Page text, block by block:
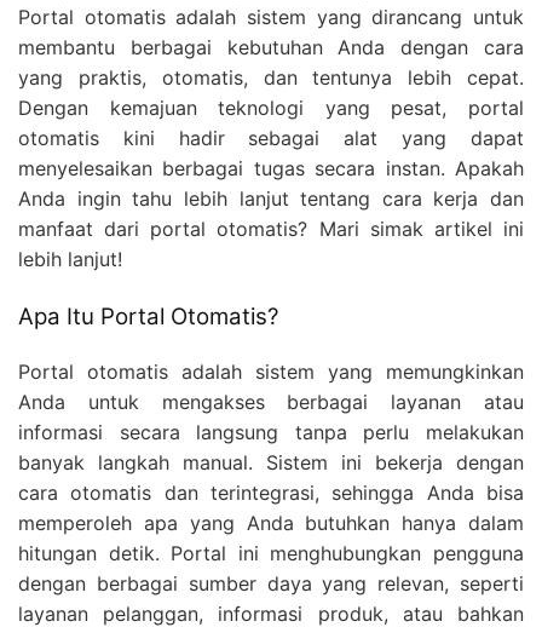
Portal otomatis adalah sistem yang dirancang untuk
membantu berbagai kebutuhan Anda dengan cara
yang praktis, otomatis, dan tentunya lebih cepat.
Dengan kemajuan teknologi yang pesat, portal
otomatis kini hadir sebagai alat yang dapat
menyelesaikan berbagai tugas secara instan. Apakah
Anda ingin tahu lebih lanjut tentang cara kerja dan
manfaat dari portal otomatis? Mari simak artikel ini
lebih lanjut!
Apa Itu Portal Otomatis?
Portal otomatis adalah sistem yang memungkinkan
Anda untuk mengakses berbagai layanan atau
informasi secara langsung tanpa perlu melakukan
banyak langkah manual. Sistem ini bekerja dengan
cara otomatis dan terintegrasi, sehingga Anda bisa
memperoleh apa yang Anda butuhkan hanya dalam
hitungan detik. Portal ini menghubungkan pengguna
dengan berbagai sumber daya yang relevan, seperti
layanan pelanggan, informasi produk, atau bahkan